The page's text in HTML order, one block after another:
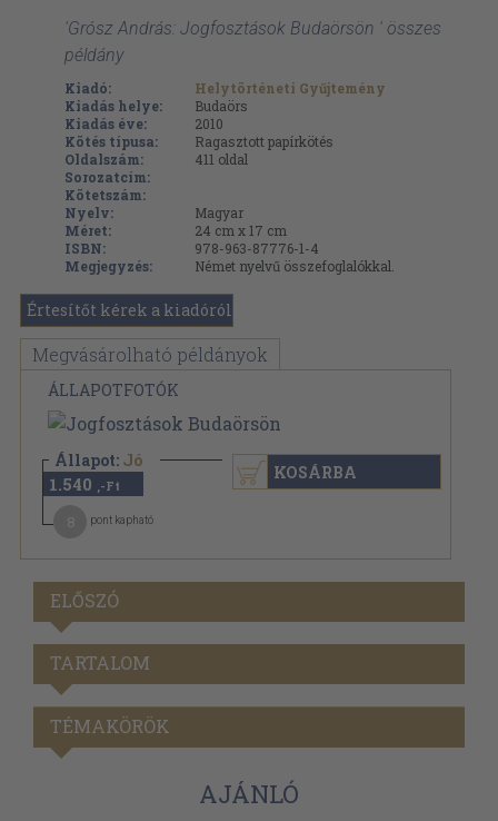
'Grósz András: Jogfosztások Budaörsön ' összes
példány
Kiadó:
Helytörténeti Gyűjtemény
Kiadás helye:
Budaörs
Kiadás éve:
2010
Kötés típusa:
Ragasztott papírkötés
Oldalszám:
411 oldal
Sorozatcím:
Kötetszám:
Nyelv:
Magyar
Méret:
24 cm x 17 cm
ISBN:
978-963-87776-1-4
Megjegyzés:
Német nyelvű összefoglalókkal.
Értesítőt kérek a kiadóról
Megvásárolható példányok
ÁLLAPOTFOTÓK
Állapot: Jó
1.540 ,-Ft
pont kapható
KOSÁRBA
ELŐSZÓ
TARTALOM
TÉMAKÖRÖK
AJÁNLÓ